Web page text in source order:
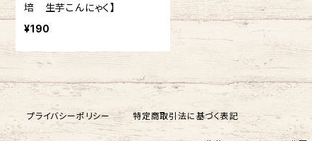
培 生芋こんにゃく】
¥190
プライバシーポリシー 特定商取引法に基づく表記